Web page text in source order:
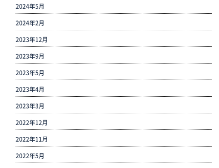
2024年5月
2024年2月
2023年12月
2023年9月
2023年5月
2023年4月
2023年3月
2022年12月
2022年11月
2022年5月